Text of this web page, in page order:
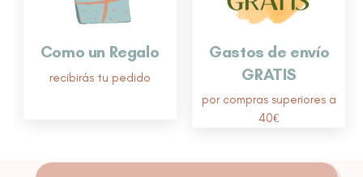
Como un Regalo
recibirás tu pedido
Gastos de envío
GRATIS
por compras superiores a
40€